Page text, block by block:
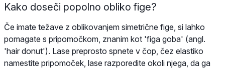
Kako doseči popolno obliko fige?
Če imate težave z oblikovanjem simetrične fige, si lahko
pomagate s pripomočkom, znanim kot 'figa goba' (angl.
'hair donut'). Lase preprosto spnete v čop, čez elastiko
namestite pripomoček, lase razporedite okoli njega, da ga